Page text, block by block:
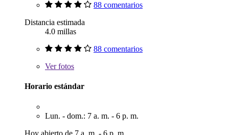
88 comentarios
Distancia estimada
4.0 millas
88 comentarios
Verfotos
Horario estándar
Lun. - dom.: 7 a. m. - 6 p. m.
Hoy abierto de 7 a. m. - 6 p. m.